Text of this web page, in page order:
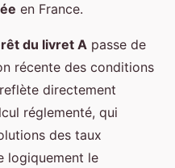
en France.
du livret A passe de
récente des conditions
directement
réglementé, qui
des taux
logiquement le